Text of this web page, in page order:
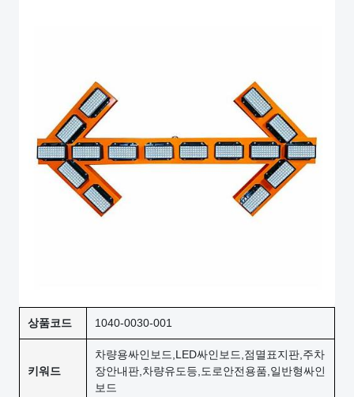
상품코드 1040-0030-001
키워드
차량용싸인보드,LED싸인보드,점멸표지판,주차
장안내판,차량유도등,도로안전용품,일반형싸인
보드